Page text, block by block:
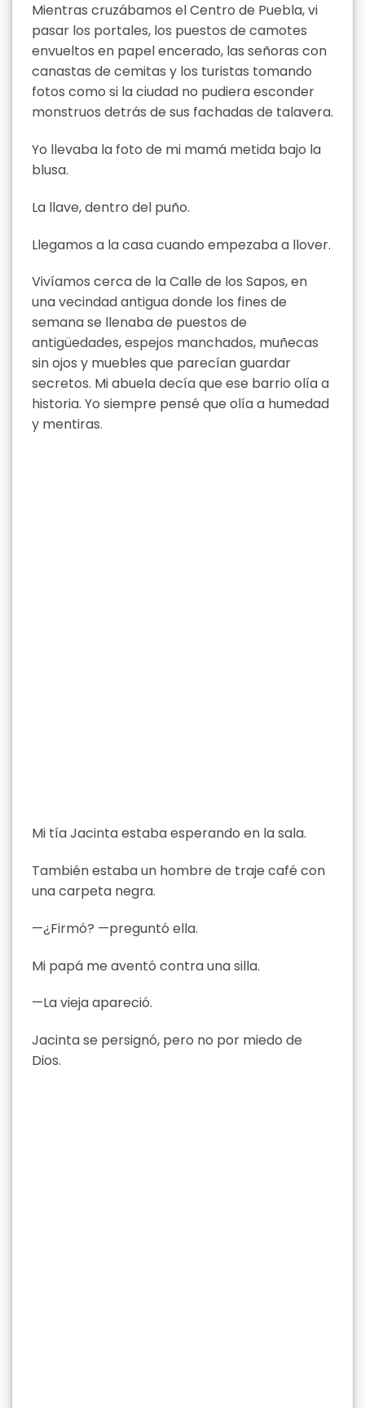
Mientras cruzábamos el Centro de Puebla, vi
pasar los portales, los puestos de camotes
envueltos en papel encerado, las señoras con
canastas de cemitas y los turistas tomando
fotos como si la ciudad no pudiera esconder
monstruos detrás de sus fachadas de talavera.
Yo llevaba la foto de mi mamá metida bajo la
blusa.
La llave, dentro del puño.
Llegamos a la casa cuando empezaba a llover.
Vivíamos cerca de la Calle de los Sapos, en
una vecindad antigua donde los fines de
semana se llenaba de puestos de
antigüedades, espejos manchados, muñecas
sin ojos y muebles que parecían guardar
secretos. Mi abuela decía que ese barrio olía a
historia. Yo siempre pensé que olía a humedad
y mentiras.
Mi tía Jacinta estaba esperando en la sala.
También estaba un hombre de traje café con
una carpeta negra.
—¿Firmó? —preguntó ella.
Mi papá me aventó contra una silla.
—La vieja apareció.
Jacinta se persignó, pero no por miedo de
Dios.